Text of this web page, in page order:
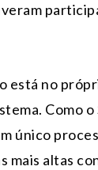
está no
Como o
único
mais altas